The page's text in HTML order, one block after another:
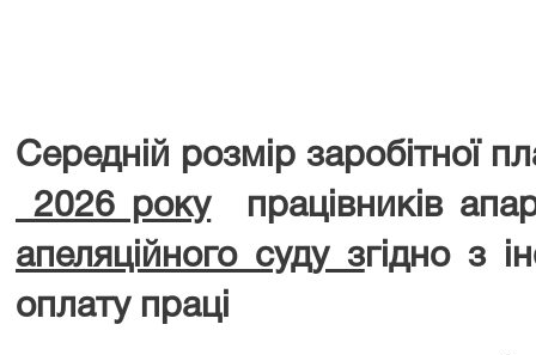
Середній розмір заробітної
2026 рокупрацівників
апеляційного суду згідно з
оплату праці